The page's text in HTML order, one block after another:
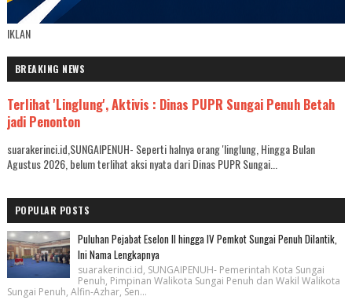
IKLAN
BREAKING NEWS
Terlihat 'Linglung', Aktivis : Dinas PUPR Sungai Penuh Betah
jadi Penonton
suarakerinci.id,SUNGAIPENUH- Seperti halnya orang 'linglung, Hingga Bulan
Agustus 2026, belum terlihat aksi nyata dari Dinas PUPR Sungai...
POPULAR POSTS
Puluhan Pejabat Eselon II hingga IV Pemkot Sungai Penuh Dilantik,
Ini Nama Lengkapnya
suarakerinci.id, SUNGAIPENUH- Pemerintah Kota Sungai
Penuh, Pimpinan Walikota Sungai Penuh dan Wakil Walikota
Sungai Penuh, Alfin-Azhar, Sen...